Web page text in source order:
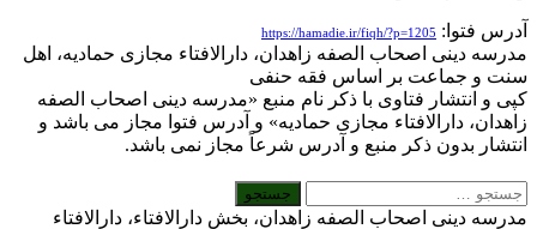
فتوا:https://hamadie.ir/fiqh/?p=1205
دینی اصحاب الصفه زاهدان، دارالافتاء مجازی حمادیه، اهل
و جماعت بر اساس فقه حنفی
و انتشار فتاوی با ذکر نام منبع «مدرسه دینی اصحاب الصفه
دارالافتاء مجازی حمادیه» و آدرس فتوا مجاز می باشد و
بدون ذکر منبع و آدرس شرعاً مجاز نمی باشد.
دینی اصحاب الصفه زاهدان، بخش دارالافتاء، دارالافتاء